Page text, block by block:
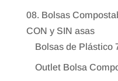
08. Bolsas
CON y SIN asas
Bolsas de Plástico
Outlet Bolsa